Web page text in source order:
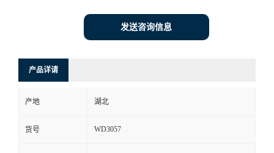
发送咨询信息
产品详请
产地 湖北
货号 WD3057